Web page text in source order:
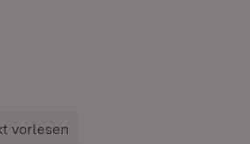
vorlesen